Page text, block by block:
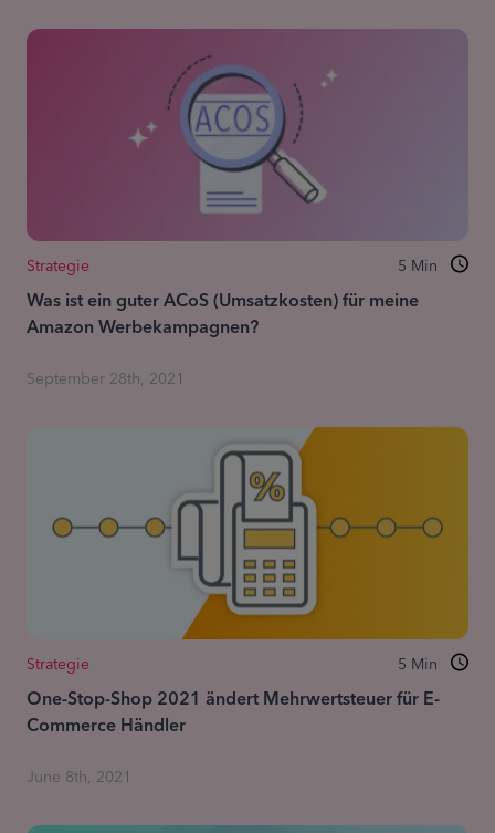
Strategie 5 Min
Was ist ein guter ACoS (Umsatzkosten) für meine
Amazon Werbekampagnen?
September 28th, 2021
Strategie 5 Min
One-Stop-Shop 2021 ändert Mehrwertsteuer für E-
Commerce Händler
June 8th, 2021